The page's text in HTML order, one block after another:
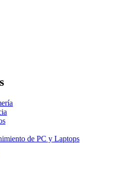
de PC y Laptops